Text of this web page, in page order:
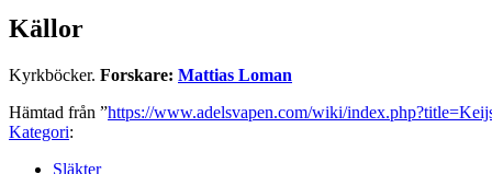
Källor
Kyrkböcker. Forskare: Mattias Loman
Hämtad från ”https://www.adelsvapen.com/wiki/
Kategori:
Släkter